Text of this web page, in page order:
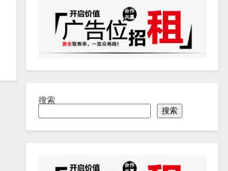
搜索
搜索